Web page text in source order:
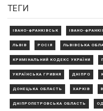
ТЕГИ
ІВАНО-ФРАНКІВСЬК ІВАНО-
ЛЬВІВ РОСІЯ ЛЬВІВСЬКА
КРИМІНАЛЬНИЙ КОДЕКС УКРАЇНИ
УКРАЇНСЬКА ГРИВНЯ ДНІПРО
ДОНЕЦЬКА ОБЛАСТЬ ХАРКІВ
ДНІПРОПЕТРОВСЬКА ОБЛАСТЬ